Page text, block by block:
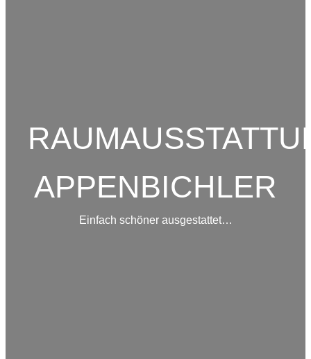
APPENBICHLER
Einfach schöner ausgestattet…